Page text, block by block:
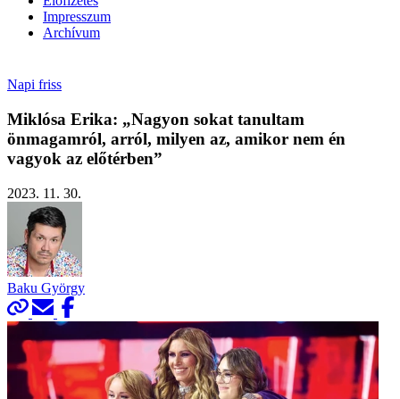
Impresszum
Archívum
Napi friss
Miklósa Erika: „Nagyon sokat tanultam
önmagamról, arról, milyen az, amikor nem én
vagyok az előtérben”
2023. 11. 30.
Baku György